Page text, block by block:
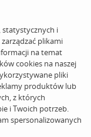
statystycznych i
plikami
na temat
cookies na naszej
pliki
produktów lub
z których
i Twoich potrzeb.
spersonalizowanych